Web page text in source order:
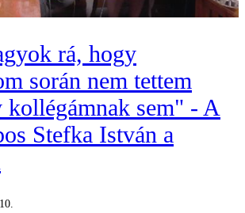
rá, hogy
során nem tettem
kollégámnak sem" - A
Stefka István a